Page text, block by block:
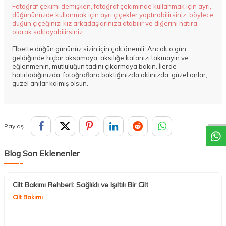
Fotoğraf çekimi demişken, fotoğraf çekiminde kullanmak için ayrı,
düğününüzde kullanmak için ayrı çiçekler yaptırabilirsiniz, böylece
düğün çiçeğinizi kız arkadaşlarınıza atabilir ve diğerini hatıra
olarak saklayabilirsiniz.
Elbette düğün gününüz sizin için çok önemli. Ancak o gün
geldiğinde hiçbir aksamaya, aksiliğe kafanızı takmayın ve
eğlenmenin, mutluluğun tadını çıkarmaya bakın. İlerde
hatırladığınızda, fotoğraflara baktığınızda aklınızda, güzel anlar,
güzel anılar kalmış olsun.
Paylaş :
Blog Son Eklenenler
Cilt Bakımı Rehberi: Sağlıklı ve Işıltılı Bir Cilt
Cilt Bakımı